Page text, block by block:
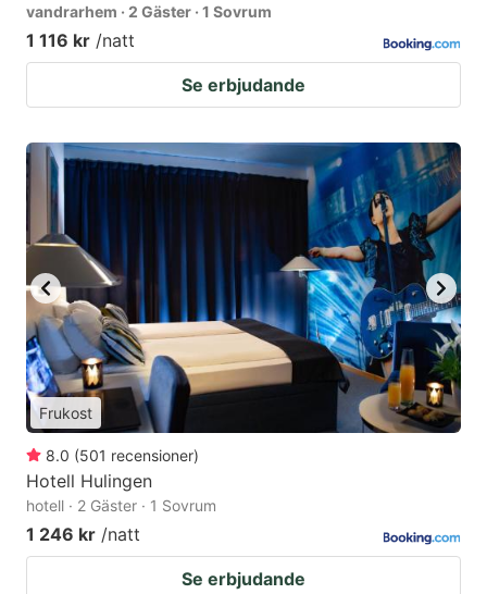
vandrarhem · 2 Gäster · 1 Sovrum
1 116 kr /natt
Se erbjudande
Frukost
8.0 (501 recensioner)
Hotell Hulingen
hotell · 2 Gäster · 1 Sovrum
1 246 kr /natt
Se erbjudande